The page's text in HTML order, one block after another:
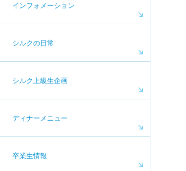
インフォメーション
シルクの日常
シルク上級生企画
ディナーメニュー
卒業生情報